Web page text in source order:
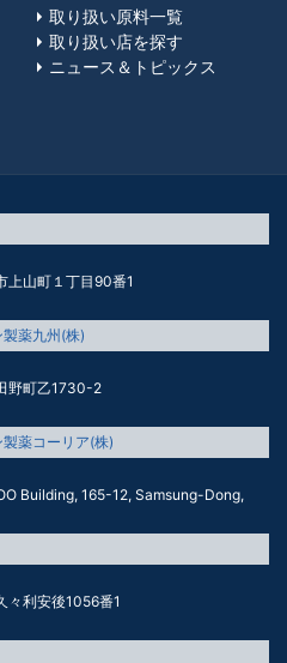
取り扱い原料一覧
取り扱い店を探す
ニュース＆トピックス
上山町１丁目90番1
薬九州(株)
野町乙1730-2
薬コーリア(株)
Building, 165-12, Samsung-Dong,
々利安後1056番1